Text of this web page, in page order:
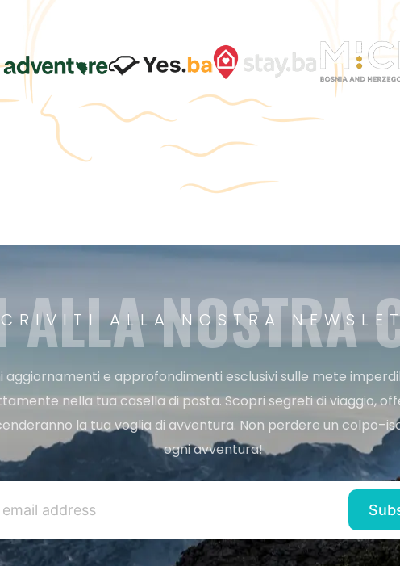
ALLA NOSTRA
NOSTRA
aggiornamenti e approfondimenti esclusivi sulle mete
nella tua casella di posta. Scopri segreti di viaggio,
la tua voglia di avventura. Non perdere un
ogni avventura!